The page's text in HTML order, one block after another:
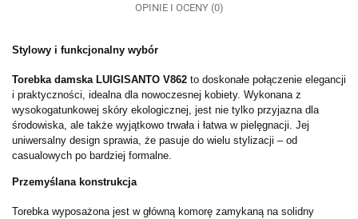
OPINIE I OCENY (0)
Stylowy i funkcjonalny wybór
Torebka damska LUIGISANTO V862 to doskonałe połączenie elegancji
i praktyczności, idealna dla nowoczesnej kobiety. Wykonana z
wysokogatunkowej skóry ekologicznej, jest nie tylko przyjazna dla
środowiska, ale także wyjątkowo trwała i łatwa w pielęgnacji. Jej
uniwersalny design sprawia, że pasuje do wielu stylizacji – od
casualowych po bardziej formalne.
Przemyślana konstrukcja
Torebka wyposażona jest w główną komorę zamykaną na solidny